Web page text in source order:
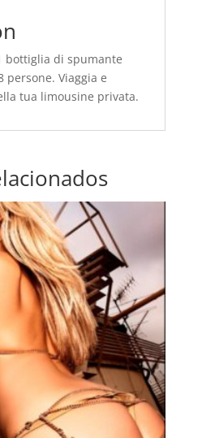
bottiglia di spumante
persone. Viaggia e
tua limousine privata.